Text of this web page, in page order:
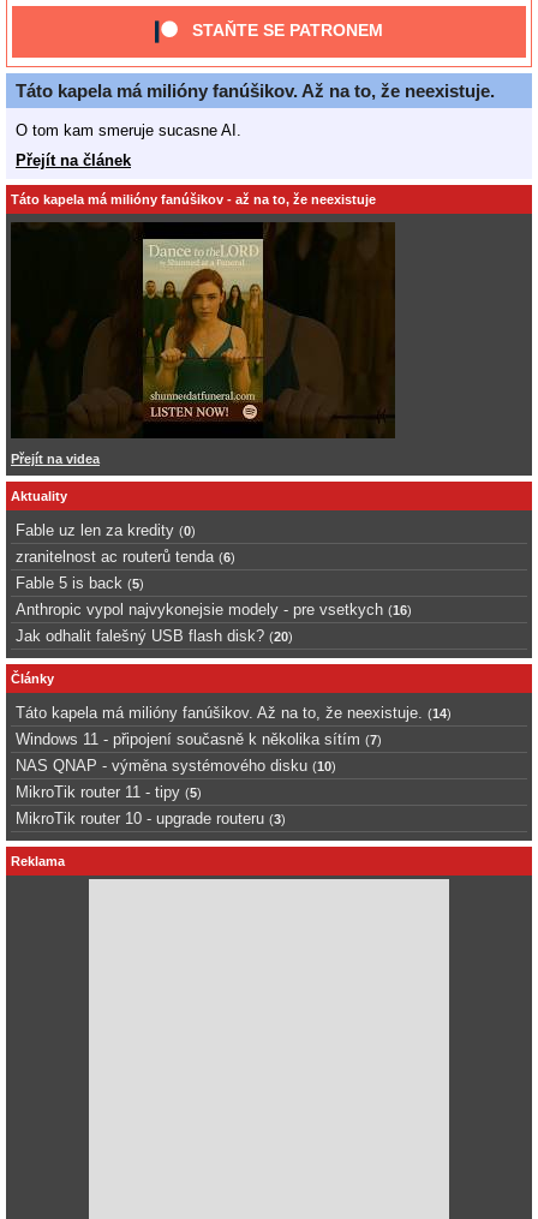
STAŇTE SE PATRONEM
Táto kapela má milióny fanúšikov. Až na to, že neexistuje.
O tom kam smeruje sucasne AI.
Přejít na článek
Táto kapela má milióny fanúšikov - až na to, že neexistuje
Přejít na videa
Aktuality
Fable uz len za kredity (0)
zranitelnost ac routerů tenda (6)
Fable 5 is back (5)
Anthropic vypol najvykonejsie modely - pre vsetkych (16)
Jak odhalit falešný USB flash disk? (20)
Články
Táto kapela má milióny fanúšikov. Až na to, že neexistuje. (14)
Windows 11 - připojení současně k několika sítím (7)
NAS QNAP - výměna systémového disku (10)
MikroTik router 11 - tipy (5)
MikroTik router 10 - upgrade routeru (3)
Reklama